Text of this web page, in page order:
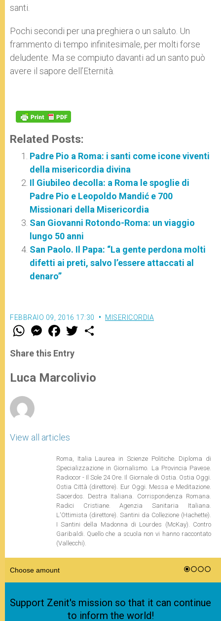
santi.
Pochi secondi per una preghiera o un saluto. Un
frammento di tempo infinitesimale, per molti forse
deludente. Ma se compiuto davanti ad un santo può
avere il sapore dell’Eternità.
Related Posts:
Padre Pio a Roma: i santi come icone viventi
della misericordia divina
Il Giubileo decolla: a Roma le spoglie di
Padre Pio e Leopoldo Mandić e 700
Missionari della Misericordia
San Giovanni Rotondo-Roma: un viaggio
lungo 50 anni
San Paolo. Il Papa: “La gente perdona molti
difetti ai preti, salvo l’essere attaccati al
denaro”
FEBBRAIO 09, 2016 17:30 MISERICORDIA
W
t
s
p
p
M
e
s
e
g
e
F
a
e
b
o
k
w
r
Share this Entry
Luca Marcolivio
View all articles
Roma, Italia Laurea in Scienze Politiche. Diploma di
Specializzazione in Giornalismo. La Provincia Pavese.
Radiocor - Il Sole 24 Ore. Il Giornale di Ostia. Ostia Oggi.
Ostia Città (direttore). Eur Oggi. Messa e Meditazione.
Sacerdos. Destra Italiana. Corrispondenza Romana.
Radici Cristiane. Agenzia Sanitaria Italiana.
L'Ottimista (direttore). Santini da Collezione (Hachette).
I Santini della Madonna di Lourdes (McKay). Contro
Garibaldi. Quello che a scuola non vi hanno raccontato
(Vallecchi).